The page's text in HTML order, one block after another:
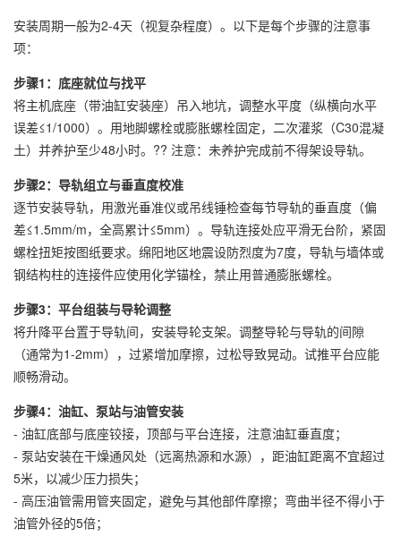
安装周期一般为2-4天（视复杂程度）。以下是每个步骤的注意事
项：
步骤1：底座就位与找平
将主机底座（带油缸安装座）吊入地坑，调整水平度（纵横向水平
误差≤1/1000）。用地脚螺栓或膨胀螺栓固定，二次灌浆（C30混凝
土）并养护至少48小时。?? 注意：未养护完成前不得架设导轨。
步骤2：导轨组立与垂直度校准
逐节安装导轨，用激光垂准仪或吊线锤检查每节导轨的垂直度（偏
差≤1.5mm/m，全高累计≤5mm）。导轨连接处应平滑无台阶，紧固
螺栓扭矩按图纸要求。绵阳地区地震设防烈度为7度，导轨与墙体或
钢结构柱的连接件应使用化学锚栓，禁止用普通膨胀螺栓。
步骤3：平台组装与导轮调整
将升降平台置于导轨间，安装导轮支架。调整导轮与导轨的间隙
（通常为1-2mm），过紧增加摩擦，过松导致晃动。试推平台应能
顺畅滑动。
步骤4：油缸、泵站与油管安装
- 油缸底部与底座铰接，顶部与平台连接，注意油缸垂直度；
- 泵站安装在干燥通风处（远离热源和水源），距油缸距离不宜超过
5米，以减少压力损失；
- 高压油管需用管夹固定，避免与其他部件摩擦；弯曲半径不得小于
油管外径的5倍；